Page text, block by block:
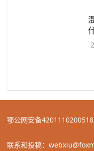
鄂公网安备
联系和投稿：